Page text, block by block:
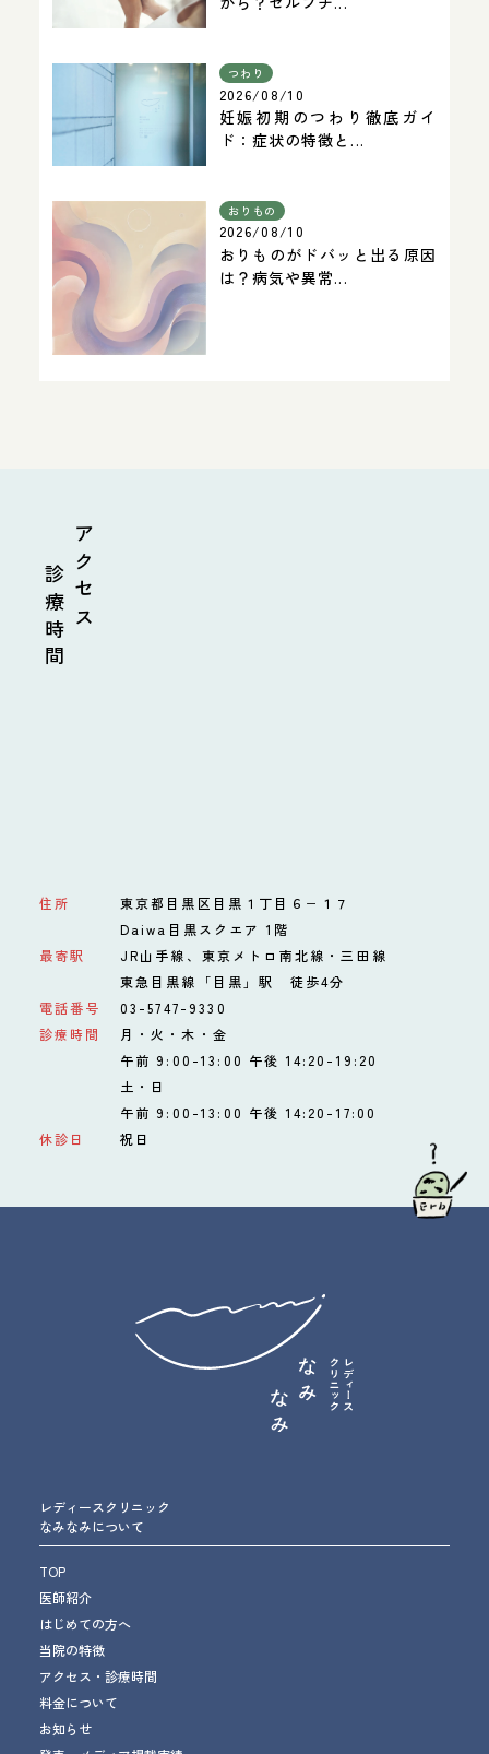
つわり
2026/08/10
妊娠初期のつわり徹底ガイ
ド：症状の特徴と...
おりもの
2026/08/10
おりものがドバッと出る原因
は？病気や異常...
アクセス
診療時間
住所
東京都目黒区目黒１丁目６−１７
Daiwa目黒スクエア 1階
最寄駅
JR山手線、東京メトロ南北線・三田線
東急目黒線「目黒」駅 徒歩4分
電話番号
03-5747-9330
診療時間
月・火・木・金
午前 9:00-13:00 午後 14:20-19:20
土・日
午前 9:00-13:00 午後 14:20-17:00
休診日
祝日
レディースクリニック
なみなみについて
TOP
医師紹介
はじめての方へ
当院の特徴
アクセス・診療時間
料金について
お知らせ